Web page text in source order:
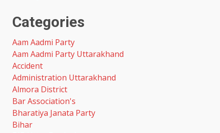
Categories
Aam Aadmi Party
Aam Aadmi Party Uttarakhand
Accident
Administration Uttarakhand
Almora District
Bar Association's
Bharatiya Janata Party
Bihar